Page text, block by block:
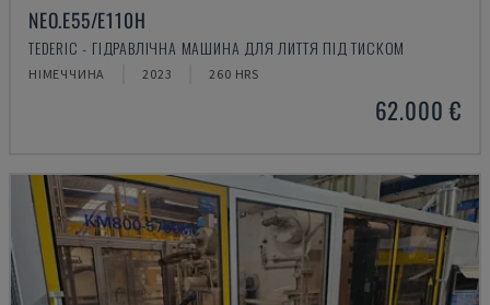
NEO.E55/E110H
TEDERIC - ГІДРАВЛІЧНА МАШИНА ДЛЯ ЛИТТЯ ПІД ТИСКОМ
НІМЕЧЧИНА 2023 260 HRS
62.000 €